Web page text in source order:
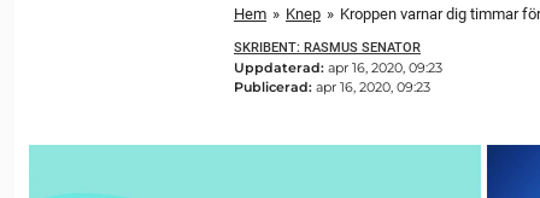
Hem » Knep » Kroppen varnar dig timmar
SKRIBENT: RASMUS SENATOR
Uppdaterad: apr 16, 2020, 09:23
Publicerad: apr 16, 2020, 09:23